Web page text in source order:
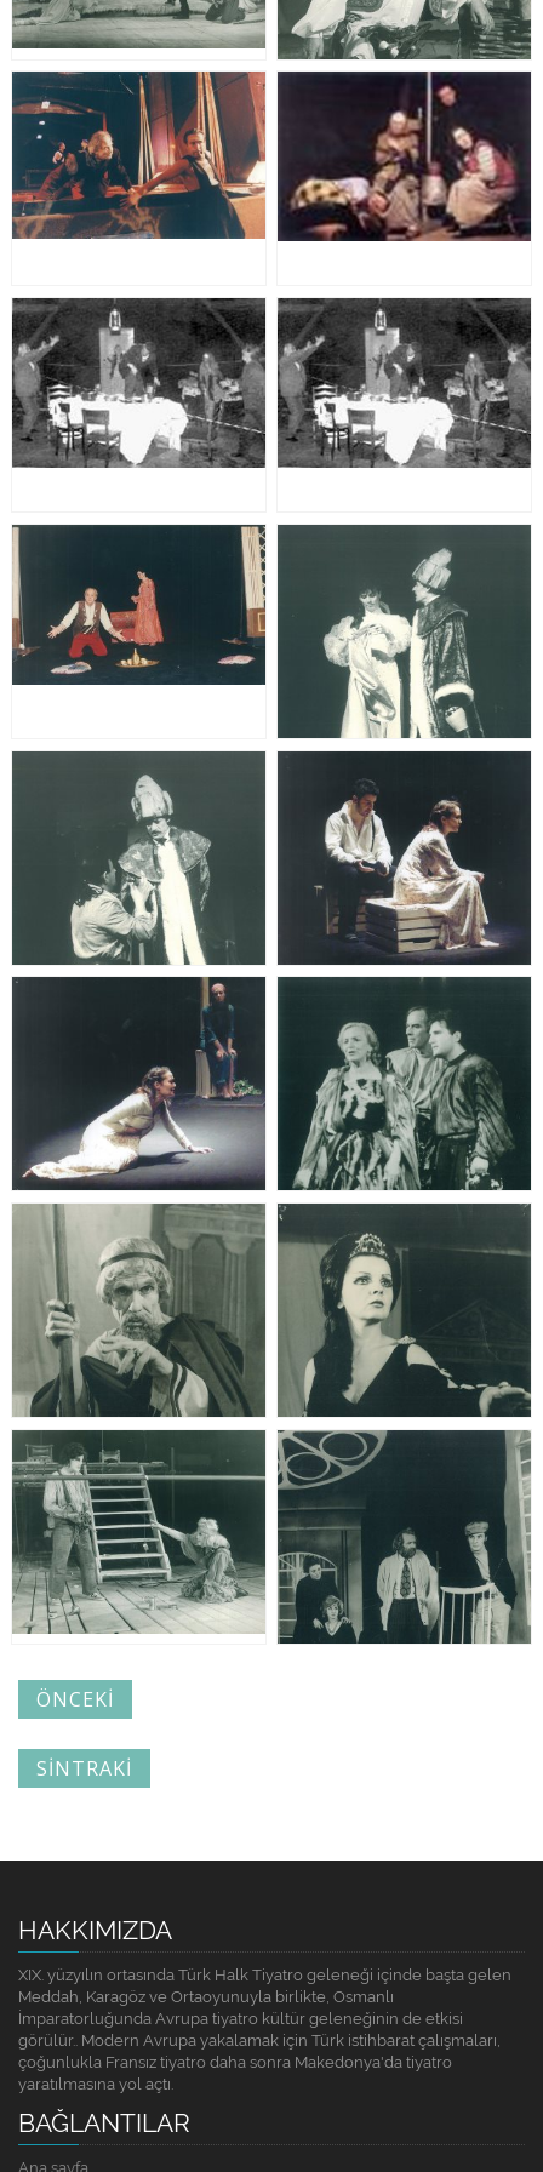
ÖNCEKI
SINTRAKI
HAKKIMIZDA
XIX. yüzyılın ortasında Türk Halk Tiyatro geleneği içinde başta gelen
Meddah, Karagöz ve Ortaoyunuyla birlikte, Osmanlı
İmparatorluğunda Avrupa tiyatro kültür geleneğinin de etkisi
görülür.. Modern Avrupa yakalamak için Türk istihbarat çalışmaları,
çoğunlukla Fransız tiyatro daha sonra Makedonya'da tiyatro
yaratılmasına yol açtı.
BAĞLANTILAR
Ana sayfa